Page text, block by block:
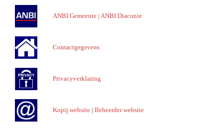
ANBI Gemeente | ANBI Diaconie
Contactgegevens
Privacyverklaring
Kopij website | Beheerder website